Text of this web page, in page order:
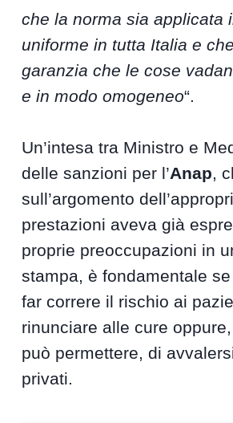
che la norma sia applicata
uniforme in tutta Italia e
garanzia che le cose
e in modo omogeneo“.
Un’intesa tra Ministro e
delle sanzioni per l’Anap,
sull’argomento
prestazioni aveva già
proprie preoccupazioni in
stampa, è fondamentale
far correre il rischio ai
rinunciare alle cure
può permettere, di
privati.